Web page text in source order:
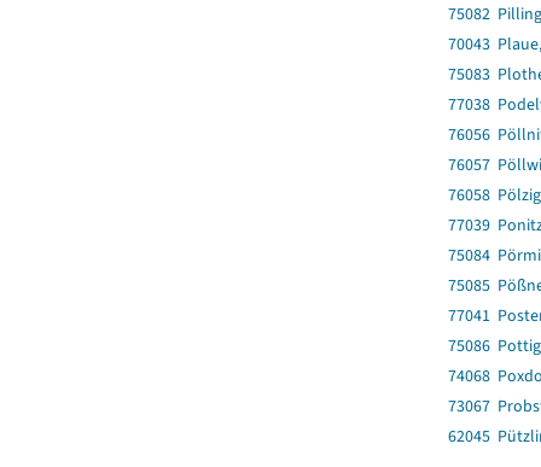
75082
70043
75083
77038
76056
76057
76058 Pölzig
77039
75084
75085
77041
75086
74068
73067
62045